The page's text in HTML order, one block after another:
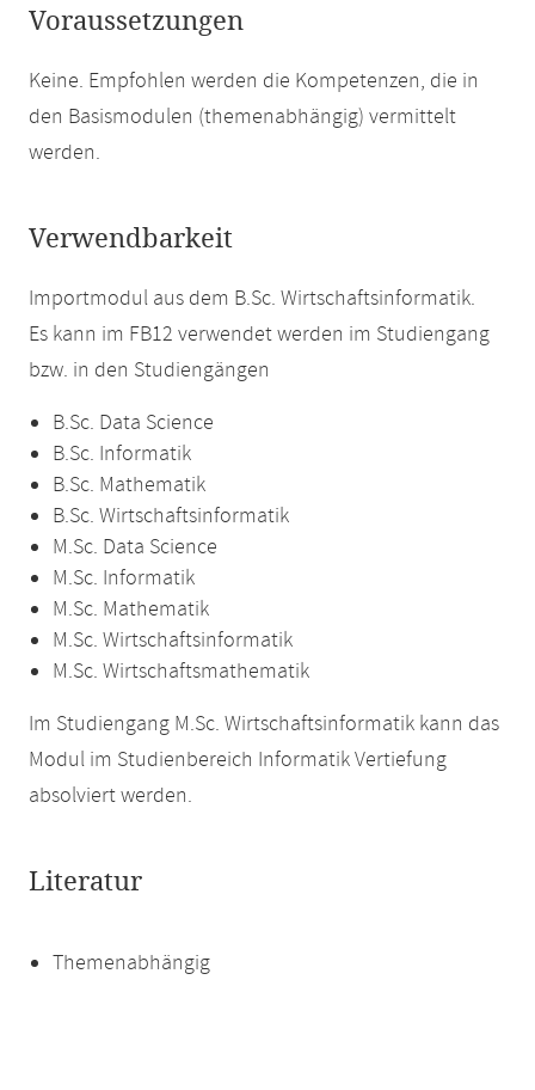
Voraussetzungen
Keine. Empfohlen werden die Kompetenzen, die in
den Basismodulen (themenabhängig) vermittelt
werden.
Verwendbarkeit
Importmodul aus dem B.Sc. Wirtschaftsinformatik.
Es kann im FB12 verwendet werden im Studiengang
bzw. in den Studiengängen
B.Sc. Data Science
B.Sc. Informatik
B.Sc. Mathematik
B.Sc. Wirtschaftsinformatik
M.Sc. Data Science
M.Sc. Informatik
M.Sc. Mathematik
M.Sc. Wirtschaftsinformatik
M.Sc. Wirtschaftsmathematik
Im Studiengang M.Sc. Wirtschaftsinformatik kann das
Modul im Studienbereich Informatik Vertiefung
absolviert werden.
Literatur
Themenabhängig